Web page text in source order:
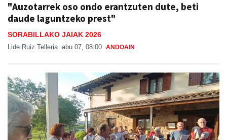
"Auzotarrek oso ondo erantzuten dute, beti
daude laguntzeko prest"
SORABILLAKO JAIAK 2026
Lide Ruiz Telleria abu 07, 08:00 ANDOAIN